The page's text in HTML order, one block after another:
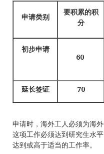
申请类别
要积累的积
分
初步申请
60
延长签证 70
申请时，海外工人必须为海
这项工作必须达到研究生水平
达到或高于适当的工作率。